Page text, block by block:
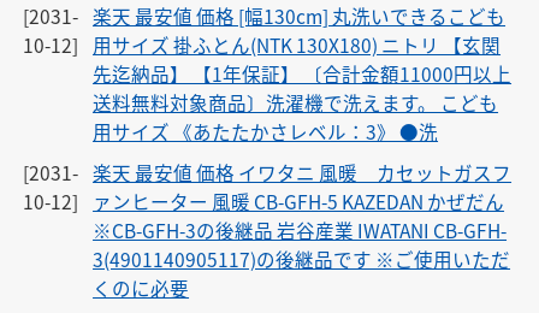
[2031-
10-12]
楽天 最安値 価格 [幅130cm] 丸洗いできるこども
用サイズ 掛ふとん(NTK 130X180) ニトリ 【玄関
先迄納品】 【1年保証】 〔合計金額11000円以上
送料無料対象商品〕洗濯機で洗えます。 こども
用サイズ 《あたたかさレベル：3》 ●洗
[2031-
10-12]
楽天 最安値 価格 イワタニ 風暖 カセットガスフ
ァンヒーター 風暖 CB-GFH-5 KAZEDAN かぜだん
※CB-GFH-3の後継品 岩谷産業 IWATANI CB-GFH-
3(4901140905117)の後継品です ※ご使用いただ
くのに必要